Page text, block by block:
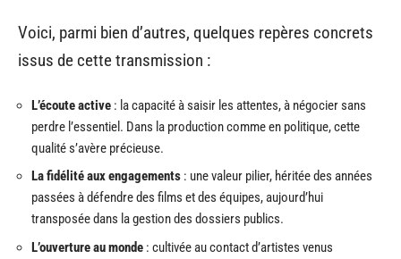
Voici, parmi bien d’autres, quelques repères concrets
issus de cette transmission :
L’écoute active : la capacité à saisir les attentes, à négocier sans
perdre l’essentiel. Dans la production comme en politique, cette
qualité s’avère précieuse.
La fidélité aux engagements : une valeur pilier, héritée des années
passées à défendre des films et des équipes, aujourd’hui
transposée dans la gestion des dossiers publics.
L’ouverture au monde : cultivée au contact d’artistes venus